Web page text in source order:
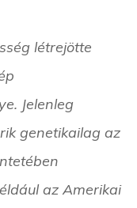
létrejötte
Jelenleg
genetikailag az
az Amerikai